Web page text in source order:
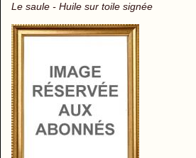
Le saule - Huile sur toile signée